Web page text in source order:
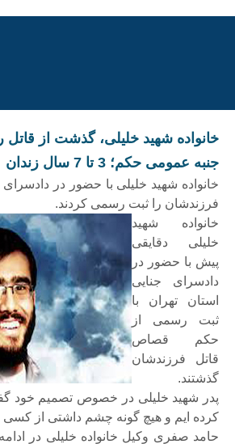
خانواده شهید خلیلی، گذشت از قاتل
جنبه عمومی حکم؛ 3 تا 7 سال زندان
خانواده شهید خلیلی با حضور در
فرزندشان را ثبت رسمی کردند.
خانواده شهید
خلیلی دقایقی
پیش با حضور در
دادسرای جنایی
استان تهران با
ثبت رسمی از
حکم قصاص
قاتل فرزندشان
گذشتند.
پدر شهید خلیلی در خصوص تصمیم خود
کرده ایم و هیچ گونه چشم داشتی از کسی
حامد صفری وکیل خانواده خلیلی در